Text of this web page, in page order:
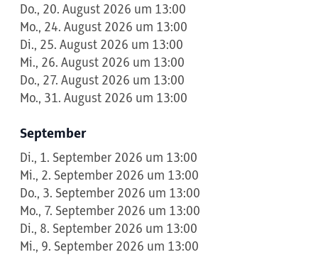
Do., 20. August 2026 um 13:00
Mo., 24. August 2026 um 13:00
Di., 25. August 2026 um 13:00
Mi., 26. August 2026 um 13:00
Do., 27. August 2026 um 13:00
Mo., 31. August 2026 um 13:00
September
Di., 1. September 2026 um 13:00
Mi., 2. September 2026 um 13:00
Do., 3. September 2026 um 13:00
Mo., 7. September 2026 um 13:00
Di., 8. September 2026 um 13:00
Mi., 9. September 2026 um 13:00